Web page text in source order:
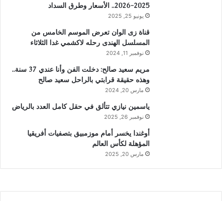
2025-2026.. الأسعار وطرق السداد
يونيو 25, 2025
قناة زى الوان تعرض الموسم الخامس من
المسلسل الهندى رحله لاكشمي غدا الثلاثاء
نوفمبر 11, 2024
مريم سعيد صالح: دخلت الفن وأنا عندي 37 سنة..
وهذه حقيقة قرابتي بالراحل سعيد صالح
مارس 20, 2024
ياسمين نيازي تتألق في حقل كامل العدد بالرياض
نوفمبر 26, 2025
أوغندا يخسر أمام موزمبيق بتصفيات أفريقيا
المؤهلة لكأس العالم
مارس 20, 2025